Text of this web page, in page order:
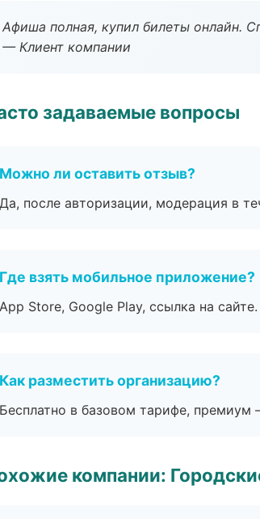
Афиша полная, купил билеты онлайн.
— Клиент компании
задаваемые вопросы
Можно ли оставить отзыв?
Да, после авторизации, модерация в
Где взять мобильное приложение?
App Store, Google Play, ссылка на сайте.
Как разместить организацию?
Бесплатно в базовом тарифе,
компании: